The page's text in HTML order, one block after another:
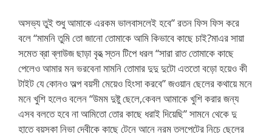
অসভ্য তুই শুধু আমাকে এরকম ভালবাসলেই হবে” রতন ফিস ফিস করে
বলে “মামনি তুমি তো জানো তোমাকে আমি কিভাবে কাছে চাই?মাএর সায়া
সমেত ব্রা ব্লাউজ ছাড়া বৃহত্‍ স্তন টিপে ধরল “সারা রাত তোমাকে কাছে
পেলেও আমার মন ভরবেনা মামনি তোমার দুদু দুটো এততো বড়ো হয়েও কী
টাইট যে কোনও অল্প বয়সী মেয়েও হিংসা করবে” জওয়ান ছেলের কথায়ে মনে
মনে খুশি হলেও বলেন “উমম দুষ্টু ছেলে,কেবল আমাকে খুশি করার জন্য
এসব বলতে হবে না আমিতো তোর কাছে ধরাই দিয়েছি” সামনে থেকে দু
হাতে বয়সকা নিভা দেবীকে কাছে টেনে আনে নরম তলপেটের নিচে ছেলের